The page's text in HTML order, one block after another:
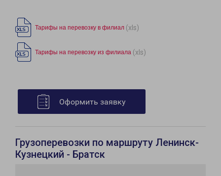
Тарифы на перевозку в филиал (xls)
Тарифы на перевозку из филиала (xls)
Оформить заявку
Грузоперевозки по маршруту Ленинск-
Кузнецкий - Братск